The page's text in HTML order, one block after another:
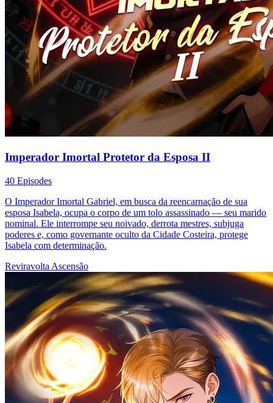
Imperador Imortal Protetor da Esposa II
40 Episodes
O Imperador Imortal Gabriel, em busca da reencarnação de sua
esposa Isabela, ocupa o corpo de um tolo assassinado — seu marido
nominal. Ele interrompe seu noivado, derrota mestres, subjuga
poderes e, como governante oculto da Cidade Costeira, protege
Isabela com determinação.
Reviravolta Ascensão